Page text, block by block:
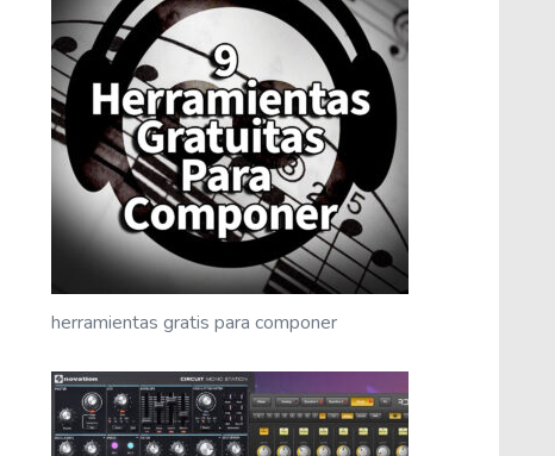
herramientas gratis para componer